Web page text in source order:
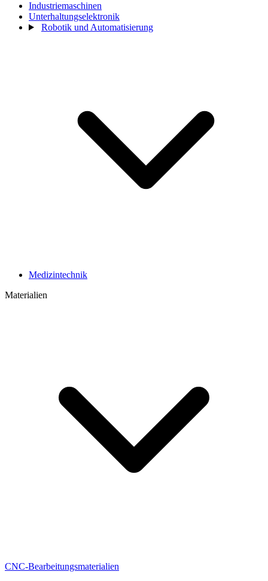
Industriemaschinen
Unterhaltungselektronik
Robotik und Automatisierung
Medizintechnik
Materialien
CNC-Bearbeitungsmaterialien